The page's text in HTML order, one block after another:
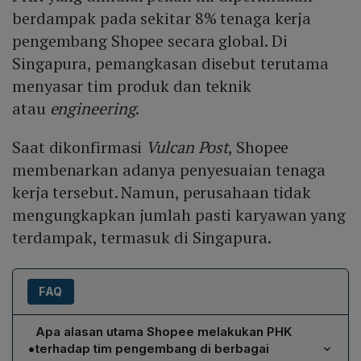
berdampak pada sekitar 8% tenaga kerja
pengembang Shopee secara global. Di
Singapura, pemangkasan disebut terutama
menyasar tim produk dan teknik
atau engineering.
Saat dikonfirmasi Vulcan Post, Shopee
membenarkan adanya penyesuaian tenaga
kerja tersebut. Namun, perusahaan tidak
mengungkapkan jumlah pasti karyawan yang
terdampak, termasuk di Singapura.
FAQ
•
Apa alasan utama Shopee melakukan PHK
terhadap tim pengembang di berbagai